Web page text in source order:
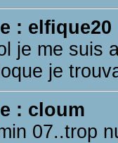
: elfique20
je me suis
je
: cloum
07..trop